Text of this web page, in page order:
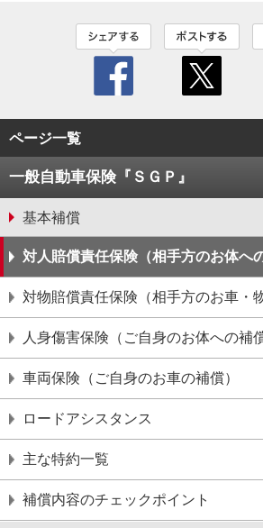
ページ一覧
一般自動車保険『ＳＧＰ』
基本補償
対⼈賠償責任保険（相手方のお体へ
対物賠償責任保険（相⼿⽅のお⾞・
⼈⾝傷害保険（ご⾃⾝のお体への補償
車両保険（ご自身のお車の補償）
ロードアシスタンス
主な特約一覧
補償内容のチェックポイント